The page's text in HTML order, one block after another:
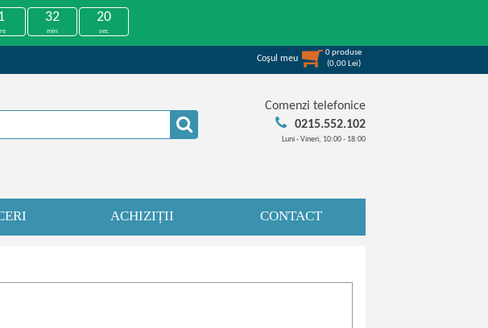
32
min
20
sec
Coşul meu
0produse
(0,00 Lei)
Comenzi telefonice
0215.552.102
Luni - Vineri, 10:00 - 18:00
ACHIZIȚII CONTACT